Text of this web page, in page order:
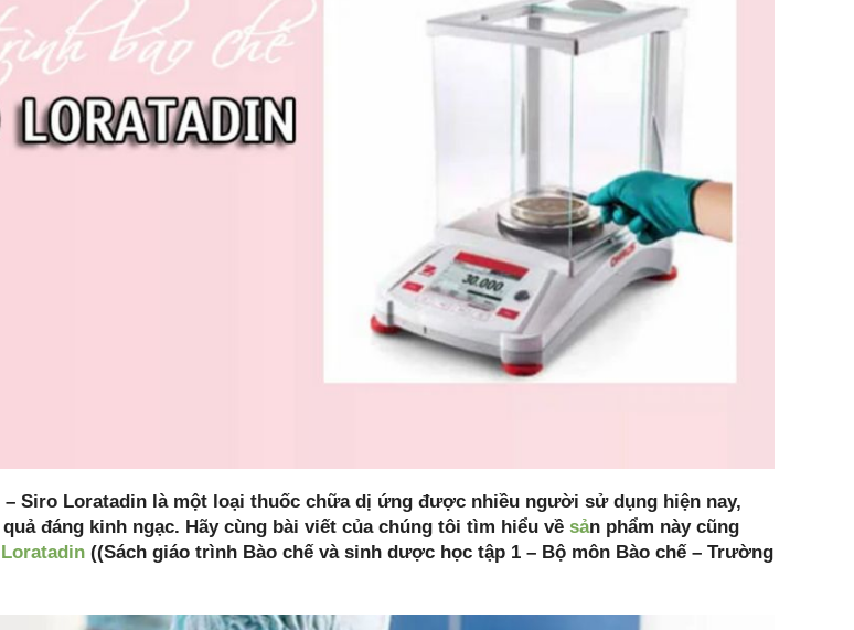
– Siro Loratadin là một loại thuốc chữa dị ứng được nhiều người sử dụng hiện nay,
đáng kinh ngạc. Hãy cùng bài viết của chúng tôi tìm hiểu về sản phẩm này cũng
((Sách giáo trình Bào chế và sinh dược học tập 1 – Bộ môn Bào chế – Trường